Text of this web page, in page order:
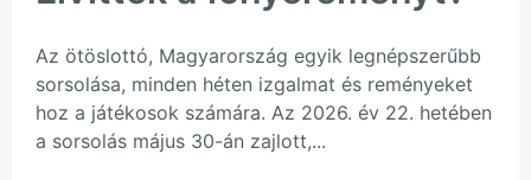
Az ötöslottó, Magyarország egyik legnépszerűbb
sorsolása, minden héten izgalmat és reményeket
hoz a játékosok számára. Az 2026. év 22. hetében
a sorsolás május 30-án zajlott,...